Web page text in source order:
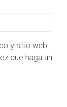
y sitio web
que haga un